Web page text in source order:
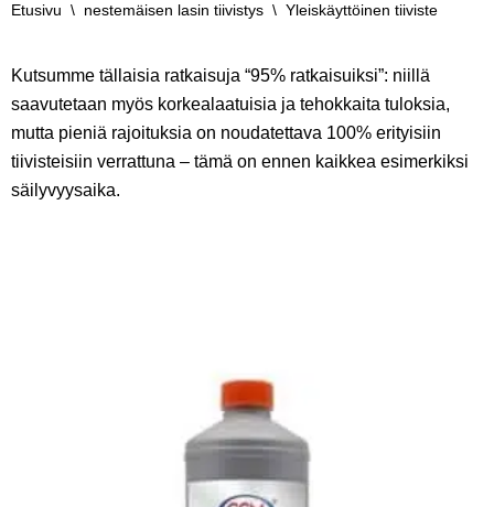
Etusivu \ nestemäisen lasin tiivistys \ Yleiskäyttöinen tiiviste
Kutsumme tällaisia ratkaisuja “95% ratkaisuiksi”: niillä
saavutetaan myös korkealaatuisia ja tehokkaita tuloksia,
mutta pieniä rajoituksia on noudatettava 100% erityisiin
tiivisteisiin verrattuna – tämä on ennen kaikkea esimerkiksi
säilyvyysaika.